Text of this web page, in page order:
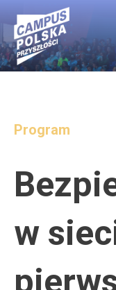
Main
Program
w